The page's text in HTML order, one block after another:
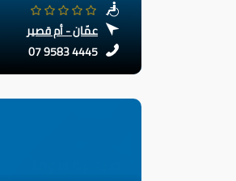
عمّان - أم قصير
07 9583 4445